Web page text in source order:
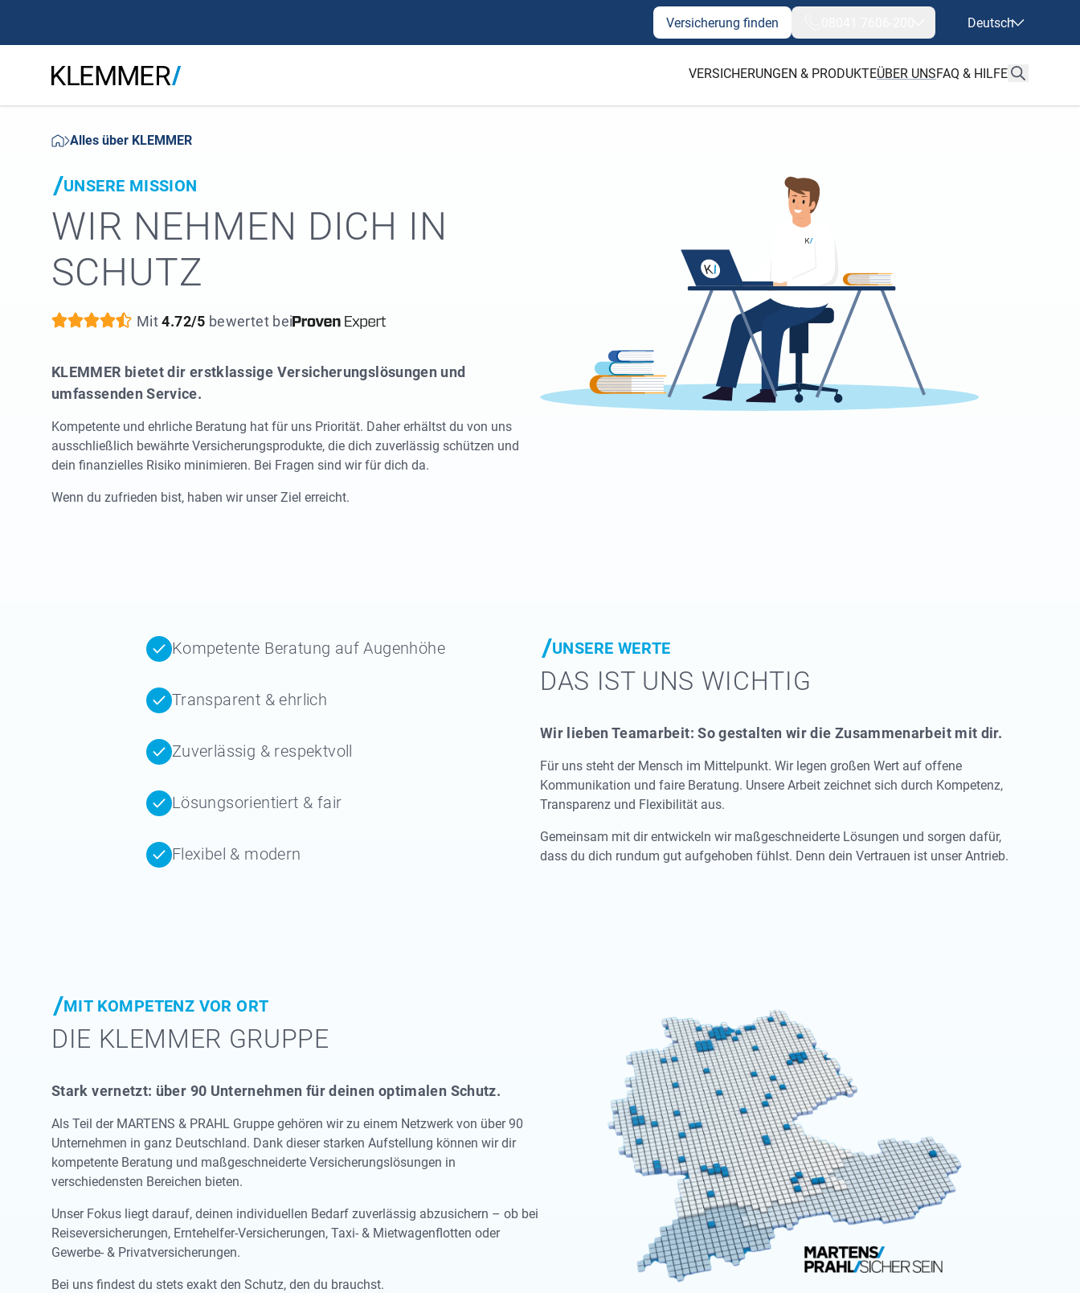
Versicherung finden Deutsch
VERSICHERUNGEN & PRODUKTEÜBER UNSFAQ & HILFE
Alles über KLEMMER
UNSERE MISSION
WIR NEHMEN DICH IN
SCHUTZ
Mit4.72/5 bewertet bei
KLEMMER bietet dir erstklassige Versicherungslösungen und
umfassenden Service.
Kompetente und ehrliche Beratung hat für uns Priorität. Daher erhältst du von uns
ausschließlich bewährte Versicherungsprodukte, die dich zuverlässig schützen und
dein finanzielles Risiko minimieren. Bei Fragen sind wir für dich da.
Wenn du zufrieden bist, haben wir unser Ziel erreicht.
UNSERE WERTE
DAS IST UNS WICHTIG
Wir lieben Teamarbeit: So gestalten wir die Zusammenarbeit mit dir.
Für uns steht der Mensch im Mittelpunkt. Wir legen großen Wert auf offene
Kommunikation und faire Beratung. Unsere Arbeit zeichnet sich durch Kompetenz,
Transparenz und Flexibilität aus.
Gemeinsam mit dir entwickeln wir maßgeschneiderte Lösungen und sorgen dafür,
dass du dich rundum gut aufgehoben fühlst. Denn dein Vertrauen ist unser Antrieb.
Kompetente Beratung auf Augenhöhe
Transparent & ehrlich
Zuverlässig & respektvoll
Lösungsorientiert & fair
Flexibel & modern
MIT KOMPETENZ VOR ORT
DIE KLEMMER GRUPPE
Stark vernetzt: über 90 Unternehmen für deinen optimalen Schutz.
Als Teil der MARTENS & PRAHL Gruppe gehören wir zu einem Netzwerk von über 90
Unternehmen in ganz Deutschland. Dank dieser starken Aufstellung können wir dir
kompetente Beratung und maßgeschneiderte Versicherungslösungen in
verschiedensten Bereichen bieten.
Unser Fokus liegt darauf, deinen individuellen Bedarf zuverlässig abzusichern – ob bei
Reiseversicherungen, Erntehelfer-Versicherungen, Taxi- & Mietwagenflotten oder
Gewerbe- & Privatversicherungen.
Bei uns findest du stets exakt den Schutz, den du brauchst.